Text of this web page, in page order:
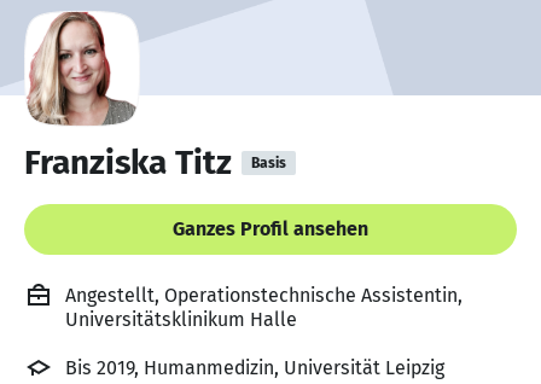
Franziska Titz Basis
Ganzes Profil ansehen
Angestellt, Operationstechnische Assistentin,
Universitätsklinikum Halle
Bis 2019, Humanmedizin, Universität Leipzig